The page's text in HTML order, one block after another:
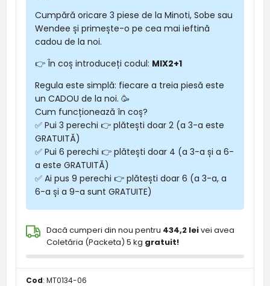
Cumpără oricare 3 piese de la Minoti, Sobe sau
Wendee și primește-o pe cea mai ieftină
cadou de la noi.
👉 În coș introduceți codul: MIX2+1
Regula este simplă: fiecare a treia piesă este
un CADOU de la noi. 🥳
Cum funcționează în coș?
✅ Pui 3 perechi 👉 plătești doar 2 (a 3-a este
GRATUITĂ)
✅ Pui 6 perechi 👉 plătești doar 4 (a 3-a și a 6-
a este GRATUITĂ)
✅ Ai pus 9 perechi 👉 plătești doar 6 (a 3-a, a
6-a și a 9-a sunt GRATUITE)
Dacă cumperi din nou pentru 434,2 leivei avea
Coletăria (Packeta) 5 kg gratuit!
Cod: MT0134-06